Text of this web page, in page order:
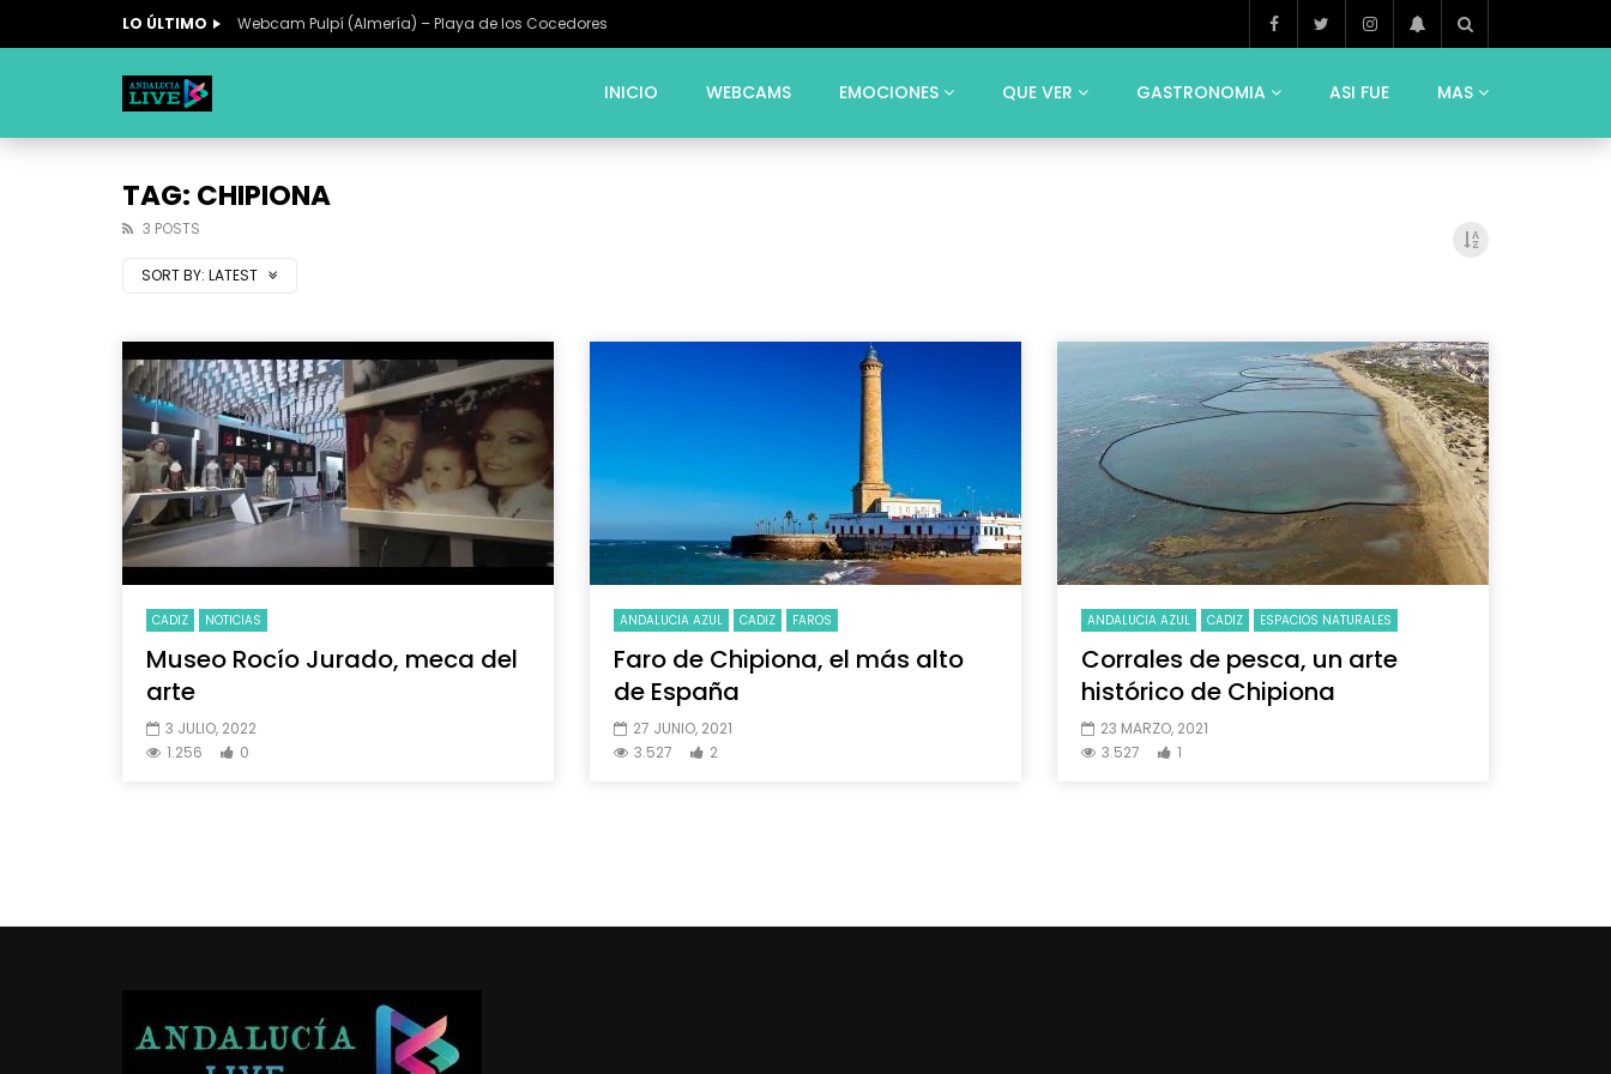
LO ÚLTIMO Webcam Pulpí (Almería) – Playa de los Cocedores
INICIO WEBCAMS EMOCIONES QUE VER GASTRONOMIA ASI FUE MAS
TAG: CHIPIONA
3 POSTS
SORT BY: LATEST
CADIZ NOTICIAS
Museo Rocío Jurado, meca del
arte
3 JULIO, 2022
1.256
0
ANDALUCIA AZUL CADIZ FAROS
Faro de Chipiona, el más alto
de España
27 JUNIO, 2021
3.527
2
ANDALUCIA AZUL CADIZ ESPACIOS NATURALES
Corrales de pesca, un arte
histórico de Chipiona
23 MARZO, 2021
3.527
1